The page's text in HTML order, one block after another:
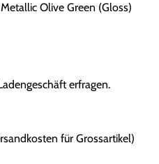
Olive Green (Gloss)
erfragen.
für Grossartikel)